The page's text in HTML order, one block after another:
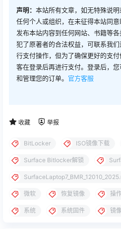
声明： 本站所有文章，如无特殊说明
任何个人或组织，在未征得本站同意
发布本站内容到任何网站、书籍等
犯了原著者的合法权益，可联系我
行支付操作，但为了确保更好的支
客在登录后再进行支付。登录后，
和管理您的订单。 官方客服
收藏 举报
BitLocker ISO镜像下载
Surface Bitlocker解锁
微软 恢复镜像 操
系统 系统固件 镜